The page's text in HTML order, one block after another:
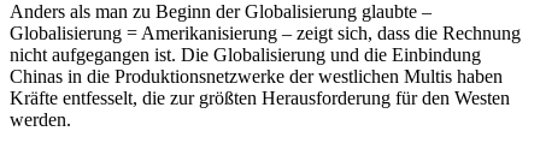
Anders als man zu Beginn der Globalisierung glaubte –
Globalisierung = Amerikanisierung – zeigt sich, dass die Rechnung
nicht aufgegangen ist. Die Globalisierung und die Einbindung
Chinas in die Produktionsnetzwerke der westlichen Multis haben
Kräfte entfesselt, die zur größten Herausforderung für den Westen
werden.